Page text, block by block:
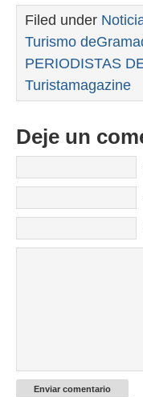
Filed under
Turismo
PERIODISTAS
Turistamagazine
Deje un